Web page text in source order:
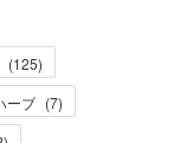
(125)
ーブ (7)